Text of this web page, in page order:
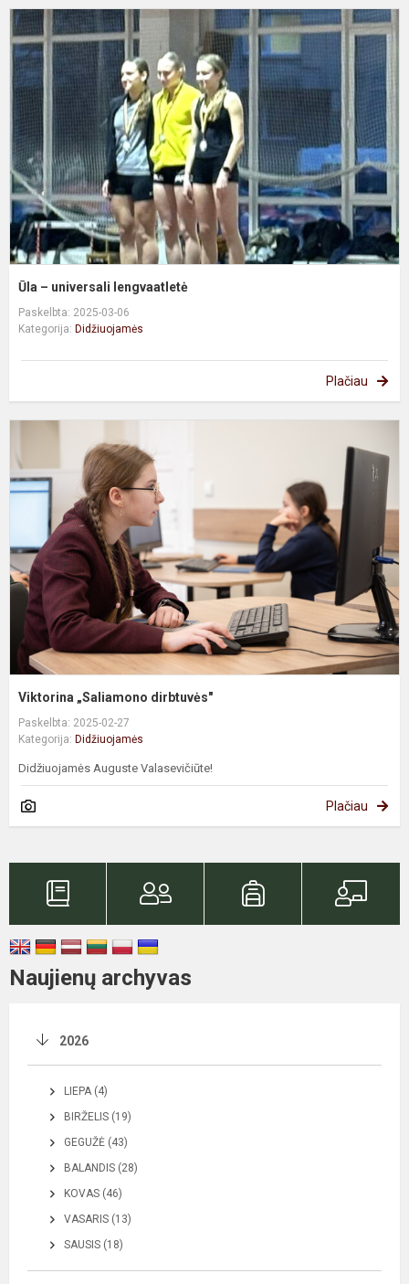
Ūla – universali lengvaatletė
Paskelbta: 2025-03-06
Kategorija: Didžiuojamės
Plačiau
Viktorina „Saliamono dirbtuvės"
Paskelbta: 2025-02-27
Kategorija: Didžiuojamės
Didžiuojamės Auguste Valasevičiūte!
Plačiau
Naujienų archyvas
2026
LIEPA (4)
BIRŽELIS (19)
GEGUŽĖ (43)
BALANDIS (28)
KOVAS (46)
VASARIS (13)
SAUSIS (18)